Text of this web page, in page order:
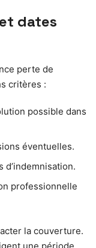
dates
perte de
critères :
possible dans
éventuelles.
d’indemnisation.
professionnelle
la couverture.